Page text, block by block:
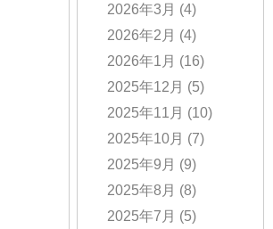
2026年3月 (4)
2026年2月 (4)
2026年1月 (16)
2025年12月 (5)
2025年11月 (10)
2025年10月 (7)
2025年9月 (9)
2025年8月 (8)
2025年7月 (5)